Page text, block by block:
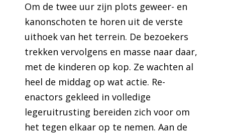
Om de twee uur zijn plots geweer- en
kanonschoten te horen uit de verste
uithoek van het terrein. De bezoekers
trekken vervolgens en masse naar daar,
met de kinderen op kop. Ze wachten al
heel de middag op wat actie. Re-
enactors gekleed in volledige
legeruitrusting bereiden zich voor om
het tegen elkaar op te nemen. Aan de